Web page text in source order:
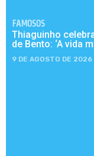
FAMOSOS
Thiaguinho
de Bento: ‘A vida
9 DE AGOSTO DE 2026